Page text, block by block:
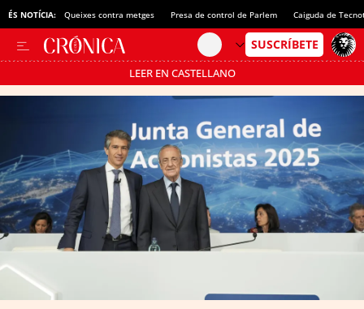
ÉS NOTÍCIA: Queixes contra metges Presa de control de Parlem Caiguda de
LEER EN CASTELLANO
Passa’t al mode estalvi